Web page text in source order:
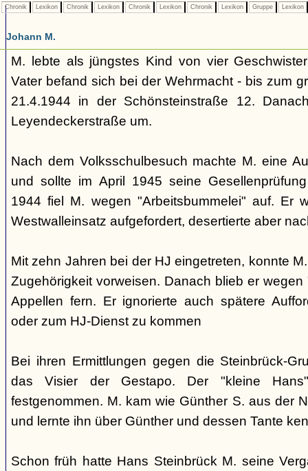
Chronik Lexikon Chronik Lexikon Chronik Lexikon Chronik Lexikon Gruppe Lexikon
Johann M.
M. lebte als jüngstes Kind von vier
Vater befand sich bei der Wehrmacht - bis zum
21.4.1944 in der Schönsteinstraße 12.
Leyendeckerstraße um.
Nach dem Volksschulbesuch machte M. eine
und sollte im April 1945 seine
1944 fiel M. wegen "Arbeitsbummelei" auf. Er
Westwalleinsatz aufgefordert, desertierte aber
Mit zehn Jahren bei der HJ eingetreten, konnte
Zugehörigkeit vorweisen. Danach blieb er
Appellen fern. Er ignorierte auch spätere
oder zum HJ-Dienst zu kommen
Bei ihren Ermittlungen gegen die Steinbrück-
das Visier der Gestapo. Der "kleine
festgenommen. M. kam wie Günther S. aus der
und lernte ihn über Günther und dessen Tante
Schon früh hatte Hans Steinbrück M. seine